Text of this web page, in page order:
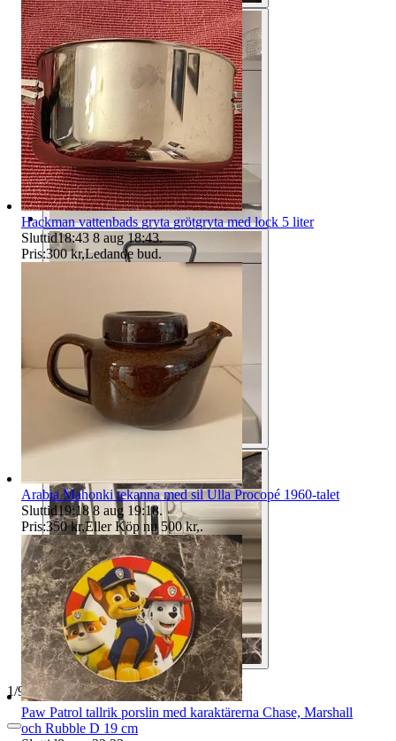
1/9
Hackman vattenbads gryta grötgryta med lock 5 liter
Sluttid18:43 8 aug 18:43.
Pris:300 kr,Ledande bud.
Arabia Mahonki tekanna med sil Ulla Procopé 1960-talet
Sluttid19:18 8 aug 19:18.
Pris:350 kr,Eller Köp nu 500 kr,.
Paw Patrol tallrik porslin med karaktärerna Chase, Marshall
och Rubble D 19 cm